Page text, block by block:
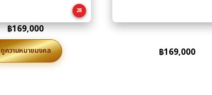
28
฿169,000
ดูความหมายมงคล ฿169,000